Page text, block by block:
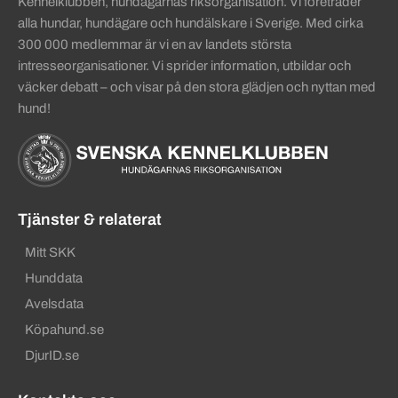
alla hundar, hundägare och hundälskare i Sverige. Med cirka
300 000 medlemmar är vi en av landets största
intresseorganisationer. Vi sprider information, utbildar och
väcker debatt – och visar på den stora glädjen och nyttan med
hund!
Tjänster & relaterat
Mitt SKK
Hunddata
Avelsdata
Köpahund.se
DjurID.se